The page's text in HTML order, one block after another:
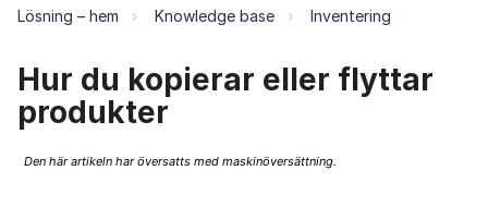
Lösning – hem Knowledge base Inventering
Hur du kopierar eller flyttar
produkter
Den här artikeln har översatts med maskinöversättning.